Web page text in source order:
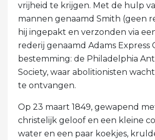
vrijheid te krijgen. Met de hulp
mannen genaamd Smith (geen
hij ingepakt en verzonden via
rederij genaamd Adams Express
bestemming: de Philadelphia
Society, waar abolitionisten
te ontvangen.
Op 23 maart 1849, gewapend
christelijk geloof en een kleine
water en een paar koekjes,